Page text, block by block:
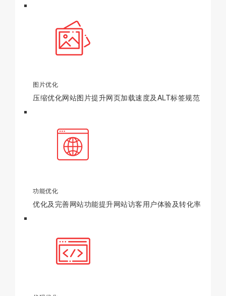
图片优化
压缩优化网站图片提升网页加载速度及ALT标签规范
功能优化
优化及完善网站功能提升网站访客用户体验及转化率